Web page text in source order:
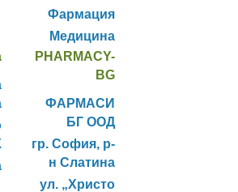
Фармация
Медицина
PHARMACY-
BG
ФАРМАСИ
БГ ООД
гр. София, р-
н Слатина
ул. „Христо